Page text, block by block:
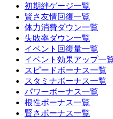
初期絆ゲージ一覧
賢さ友情回復一覧
体力消費ダウン一覧
失敗率ダウン一覧
イベント回復量一覧
イベント効果アップ一
スピードボーナス一覧
スタミナボーナス一覧
パワーボーナス一覧
根性ボーナス一覧
賢さボーナス一覧